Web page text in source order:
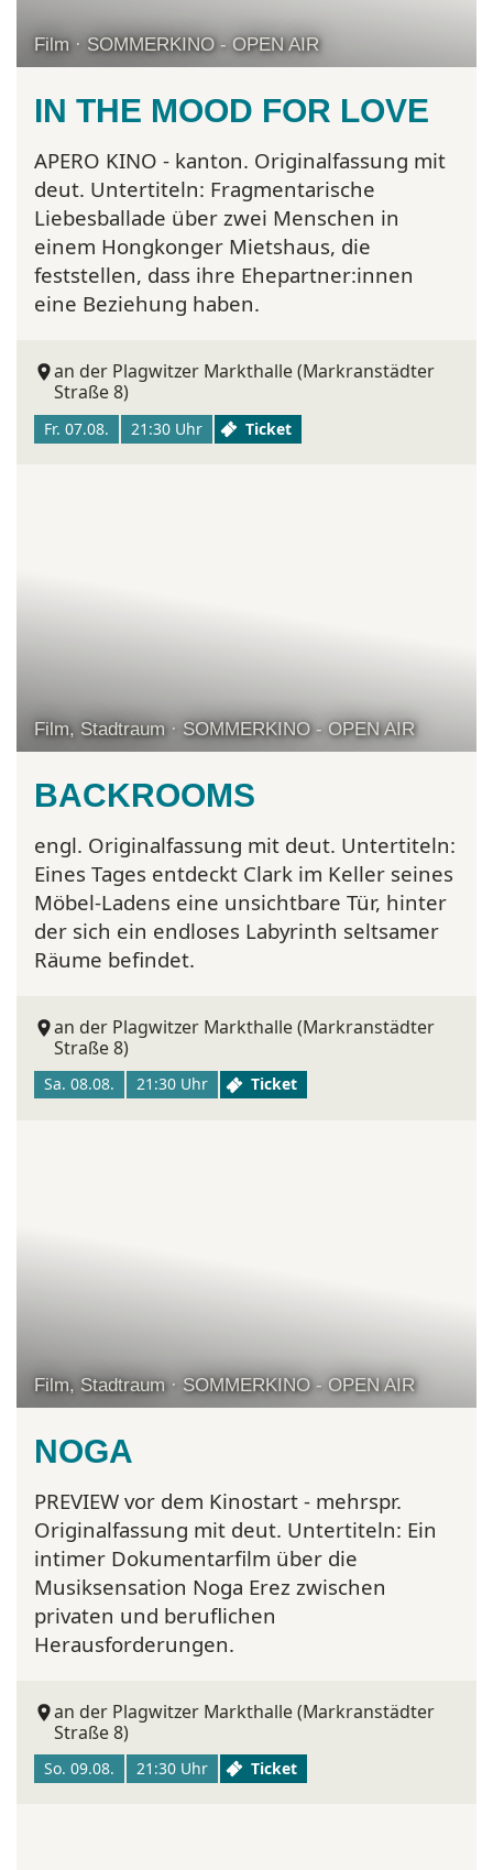
Film · SOMMERKINO - OPEN AIR
IN THE MOOD FOR LOVE
APERO KINO - kanton. Originalfassung mit
deut. Untertiteln: Fragmentarische
Liebesballade über zwei Menschen in
einem Hongkonger Mietshaus, die
feststellen, dass ihre Ehepartner:innen
eine Beziehung haben.
an der Plagwitzer Markthalle (Markranstädter
Straße 8)
Fr. 07.08. 21:30 Uhr Ticket
Film, Stadtraum · SOMMERKINO - OPEN AIR
BACKROOMS
engl. Originalfassung mit deut. Untertiteln:
Eines Tages entdeckt Clark im Keller seines
Möbel-Ladens eine unsichtbare Tür, hinter
der sich ein endloses Labyrinth seltsamer
Räume befindet.
an der Plagwitzer Markthalle (Markranstädter
Straße 8)
Sa. 08.08. 21:30 Uhr Ticket
Film, Stadtraum · SOMMERKINO - OPEN AIR
NOGA
PREVIEW vor dem Kinostart - mehrspr.
Originalfassung mit deut. Untertiteln: Ein
intimer Dokumentarfilm über die
Musiksensation Noga Erez zwischen
privaten und beruflichen
Herausforderungen.
an der Plagwitzer Markthalle (Markranstädter
Straße 8)
So. 09.08. 21:30 Uhr Ticket